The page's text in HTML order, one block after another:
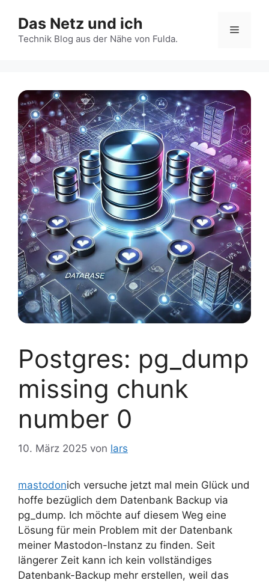
Inhalt
springen
Das Netz und ich
Technik Blog aus der Nähe von Fulda.
Menü
Postgres: pg_dump
missing chunk
number 0
10. März 2025 von lars
mastodonich versuche jetzt mal mein Glück und
hoffe bezüglich dem Datenbank Backup via
pg_dump. Ich möchte auf diesem Weg eine
Lösung für mein Problem mit der Datenbank
meiner Mastodon-Instanz zu finden. Seit
längerer Zeit kann ich kein vollständiges
Datenbank-Backup mehr erstellen, weil das